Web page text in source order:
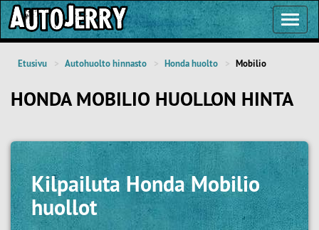
Etusivu Autohuolto hinnasto Honda huolto Mobilio
HONDA MOBILIO HUOLLON HINTA
KilpailutaHonda Mobilio
huollot